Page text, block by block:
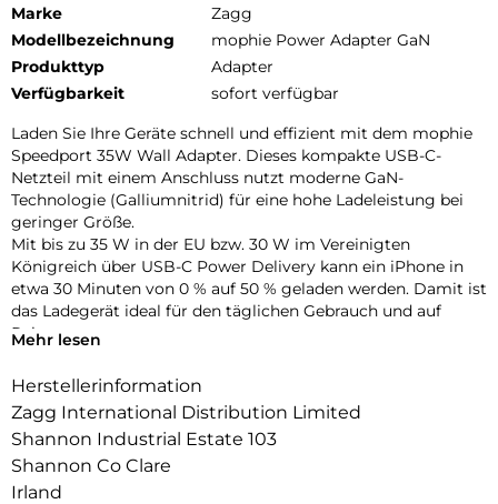
Marke
Zagg
Modellbezeichnung
mophie Power Adapter GaN
Produkttyp
Adapter
Verfügbarkeit
sofort verfügbar
Laden Sie Ihre Geräte schnell und effizient mit dem mophie
Speedport 35W Wall Adapter. Dieses kompakte USB-C-
Netzteil mit einem Anschluss nutzt moderne GaN-
Technologie (Galliumnitrid) für eine hohe Ladeleistung bei
geringer Größe.
Mit bis zu 35 W in der EU bzw. 30 W im Vereinigten
Königreich über USB-C Power Delivery kann ein iPhone in
etwa 30 Minuten von 0 % auf 50 % geladen werden. Damit ist
das Ladegerät ideal für den täglichen Gebrauch und auf
Reisen.
enge Steckdosen. Integrierte Sicherheitsfunktionen sowie
zuverlässiges und nachhaltiges Laden.
Mehr lesen
Herstellerinformation
Zagg International Distribution Limited
Shannon Industrial Estate 103
Shannon Co Clare
Irland